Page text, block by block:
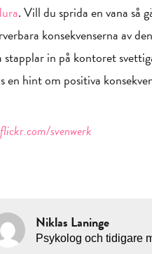
. Vill du sprida en vana så
konsekvenserna av
in på kontoret
en hint om positiva
flickr.com/svenwerk
Niklas Laninge
Psykolog och tidigare